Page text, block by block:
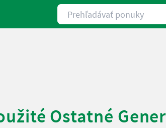
Prehľadávať ponuky
Ostatné